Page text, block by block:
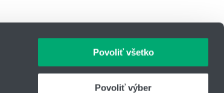
Povoliť všetko
Povoliť výber